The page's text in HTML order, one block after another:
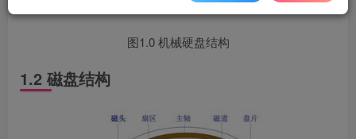
图1.0 机械硬盘结构
1.2 磁盘结构